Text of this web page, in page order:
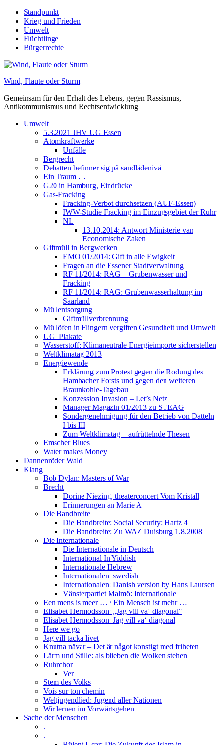
Skip
content
Standpunkt
Krieg und Frieden
Umwelt
Flüchtlinge
Bürgerrechte
Wind, Flaute oder Sturm
Gemeinsam für den Erhalt des Lebens, gegen Rassismus,
Antikommunismus und Rechtsentwicklung
Umwelt
5.3.2021 JHV UG Essen
Atomkraftwerke
Unfälle
Bergrecht
Debatten befinner sig på sandlådenivå
Ein Traum …
G20 in Hamburg, Eindrücke
Gas-Fracking
Fracking-Verbot durchsetzen (AUF-Essen)
IWW-Studie Fracking im Einzugsgebiet der Ruhr
NL
13.10.2014: Antwort Ministerie van
Economische Zaken
Giftmüll in Bergwerken
EMO 01/2014: Gift in alle Ewigkeit
Fragen an die Essener Stadtverwaltung
RF 11/2014: RAG – Grubenwasser und
Fracking
RF 11/2014: RAG: Grubenwasserhaltung im
Saarland
Müllentsorgung
Giftmüllverbrennung
Müllöfen in Flingern vergiften Gesundheit und Umwelt
UG_Plakate
Wasserstoff: Klimaneutrale Energieimporte sicherstellen
Weltklimatag 2013
Energiewende
Erklärung zum Protest gegen die Rodung des
Hambacher Forsts und gegen den weiteren
Braunkohle-Tagebau
Konzession Invasion – Let’s Netz
Manager Magazin 01/2013 zu STEAG
Sondergenehmigung für den Betrieb von Datteln
I bis III
Zum Weltklimatag – aufrüttelnde Thesen
Emscher Blues
Water makes Money
Dannenröder Wald
Klang
Bob Dylan: Masters of War
Brecht
Dorine Niezing, theaterconcert Vom Kristall
Erinnerungen an Marie A
Die Bandbreite
Die Bandbreite: Social Security: Hartz 4
Die Bandbreite: Zu WAZ Duisburg 1.8.2008
Die Internationale
Die Internationale in Deutsch
International In Yiddish
Internationale Hebrew
Internationalen, swedish
Internationalen: Danish version by Hans Laursen
Vänsterpartiet Malmö: Internationale
Een mens is meer … / Ein Mensch ist mehr …
Elisabet Hermodsson: „Jag vill va‘ diagonal“
Elisabet Hermodsson: Jag vill va‘ diagonal
Here we go
Jag vill tacka livet
Knutna nävar – Det är något konstigt med friheten
Lärm und Stille: als blieben die Wolken stehen
Ruhrchor
Ver
Stem des Volks
Vois sur ton chemin
Weltjugendlied: Jugend aller Nationen
Wir lernen im Vorwärtsgehen …
Sache der Menschen
.
.